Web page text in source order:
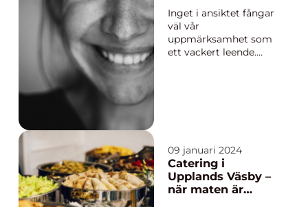
specialistklini...
Inget i ansiktet fångar
väl vår
uppmärksamhet som
ett vackert leende.
avancerad e...
09 januari 2024
Catering i
Upplands Väsby –
när maten är